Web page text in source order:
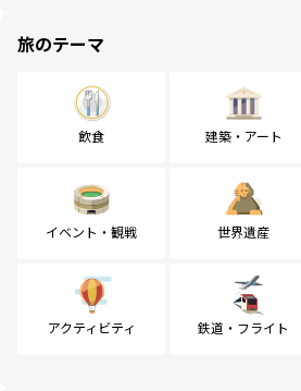
旅のテーマ
飲食 建築・アート
イベント・観戦 世界遺産
アクティビティ 鉄道・フライト